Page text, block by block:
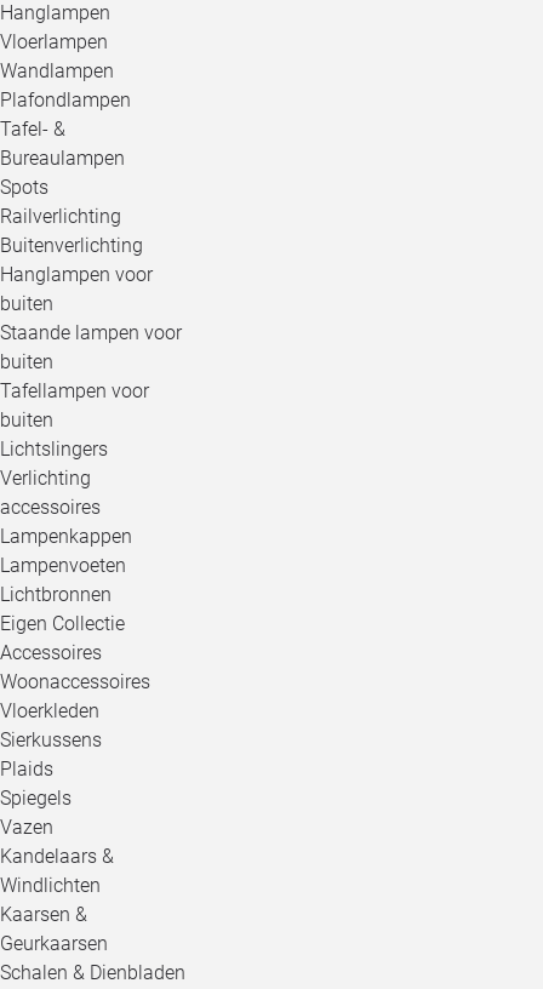
Hanglampen
Vloerlampen
Wandlampen
Plafondlampen
Tafel- &
Bureaulampen
Spots
Railverlichting
Buitenverlichting
Hanglampen voor
buiten
Staande lampen voor
buiten
Tafellampen voor
buiten
Lichtslingers
Verlichting
accessoires
Lampenkappen
Lampenvoeten
Lichtbronnen
Eigen Collectie
Accessoires
Woonaccessoires
Vloerkleden
Sierkussens
Plaids
Spiegels
Vazen
Kandelaars &
Windlichten
Kaarsen &
Geurkaarsen
Schalen & Dienbladen